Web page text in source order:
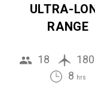
ULTRA-
RANGE
18
8 hrs